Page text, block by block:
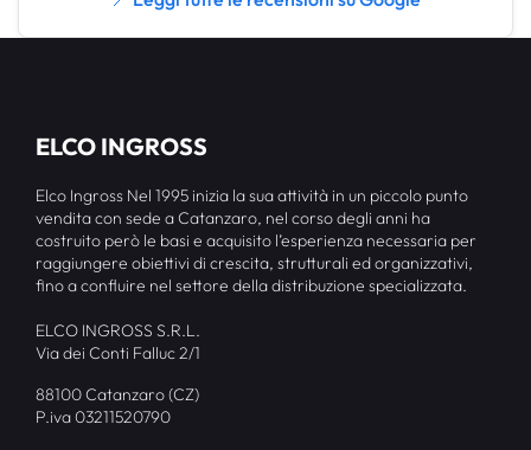
ELCO INGROSS
Elco Ingross Nel 1995 inizia la sua attività in un piccolo punto
vendita con sede a Catanzaro, nel corso degli anni ha
costruito però le basi e acquisito l’esperienza necessaria per
raggiungere obiettivi di crescita, strutturali ed organizzativi,
fino a confluire nel settore della distribuzione specializzata.
ELCO INGROSS S.R.L.
Via dei Conti Falluc 2/1
88100 Catanzaro (CZ)
P.iva 03211520790